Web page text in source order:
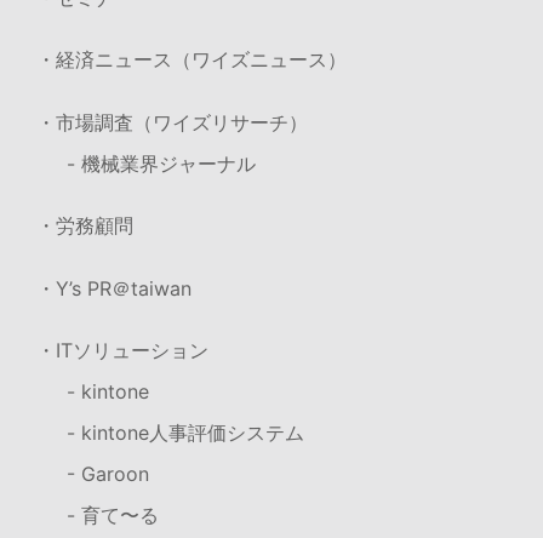
・経済ニュース（ワイズニュース）
・市場調査（ワイズリサーチ）
- 機械業界ジャーナル
・労務顧問
・Y’s PR＠taiwan
・ITソリューション
- kintone
- kintone人事評価システム
- Garoon
- 育て〜る